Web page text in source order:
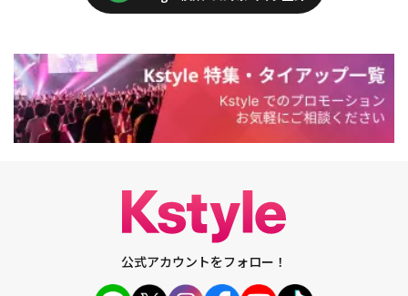
公式アカウントをフォロー！